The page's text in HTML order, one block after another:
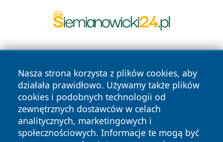
Nasza strona korzysta z plików cookies, aby
działała prawidłowo. Używamy także plików
cookies i podobnych technologii od
zewnętrznych dostawców w celach
analitycznych, marketingowych i
społecznościowych. Informacje te mogą być
Copyright © 2026 wrotatarnowa.pl Wszystkie prawa
zastrzeżone.